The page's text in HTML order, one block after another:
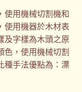
使用機械切割機和
使用機器於木材表
及字樣為木頭之原
色，使用機械切割
種手法優點為：漂